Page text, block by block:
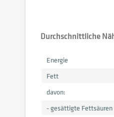
Durchschnittliche
Energie
Fett
davon:
- gesättigte Fettsäuren